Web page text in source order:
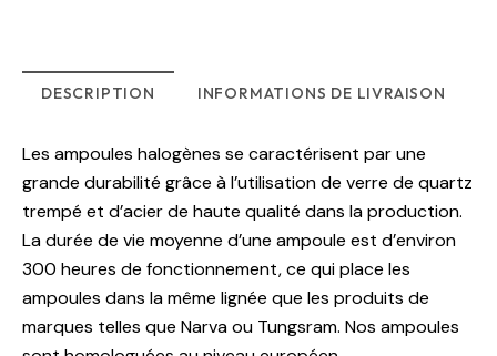
DESCRIPTION INFORMATIONS DE LIVRAISON
Les ampoules halogènes se caractérisent par une
grande durabilité grâce à l’utilisation de verre de quartz
trempé et d’acier de haute qualité dans la production.
La durée de vie moyenne d’une ampoule est d’environ
300 heures de fonctionnement, ce qui place les
ampoules dans la même lignée que les produits de
marques telles que Narva ou Tungsram. Nos ampoules